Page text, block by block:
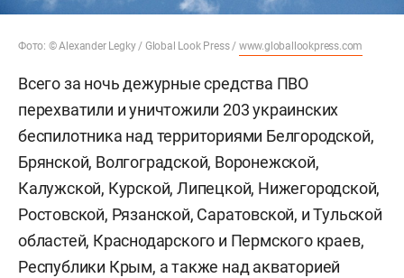
Фото: © Alexander Legky / Global Look Press / www.globallookpress.com
Всего за ночь дежурные средства ПВО
перехватили и уничтожили 203 украинских
беспилотника над территориями Белгородской,
Брянской, Волгоградской, Воронежской,
Калужской, Курской, Липецкой, Нижегородской,
Ростовской, Рязанской, Саратовской, и Тульской
областей, Краснодарского и Пермского краев,
Республики Крым, а также над акваторией